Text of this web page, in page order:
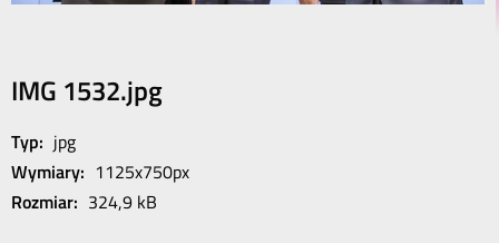
IMG 1532.jpg
Typ: jpg
Wymiary: 1125x750px
Rozmiar: 324,9 kB